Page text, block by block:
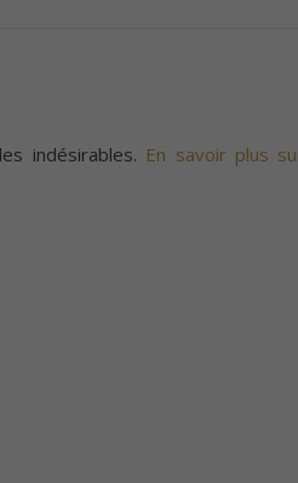
indésirables. En savoir plus